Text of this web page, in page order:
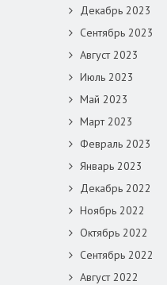
Декабрь 2023
Сентябрь 2023
Август 2023
Июль 2023
Май 2023
Март 2023
Февраль 2023
Январь 2023
Декабрь 2022
Ноябрь 2022
Октябрь 2022
Сентябрь 2022
Август 2022